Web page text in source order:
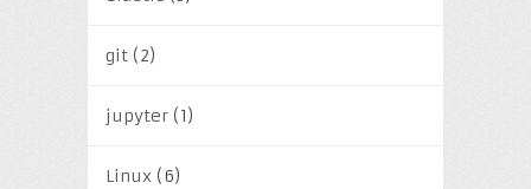
git(2)
jupyter(1)
Linux(6)